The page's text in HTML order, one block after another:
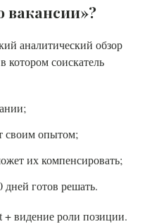
вакансии»?
аналитический обзор
котором соискатель
своим опытом;
их компенсировать;
дней готов решать.
+ видение роли позиции.